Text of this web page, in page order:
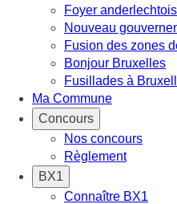
Foyer anderlechtois
Nouveau
Fusion des zones
Bonjour Bruxelles
Fusillades à
Ma Commune
Concours
Nos concours
Règlement
BX1
Connaître BX1